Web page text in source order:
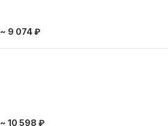
~ 9 074 ₽
~ 10 598 ₽